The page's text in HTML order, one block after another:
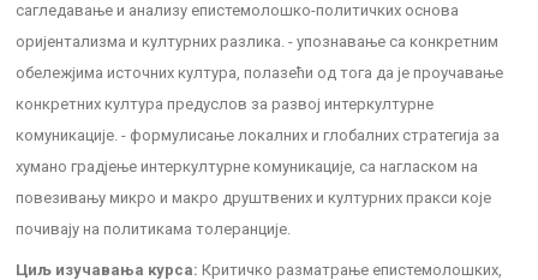
сагледавање и анализу епистемолошко-политичких основа
оријентализма и културних разлика. - упознавање са конкретним
обележјима источних култура, полазећи од тога да је проучавање
конкретних култура предуслов за развој интеркултурне
комуникације. - формулисање локалних и глобалних стратегија за
хумано градјење интеркултурне комуникације, са нагласком на
повезивању микро и макро друштвених и културних пракси које
почивају на политикама толеранције.
Циљ изучавања курса: Критичко разматрање епистемолошких,